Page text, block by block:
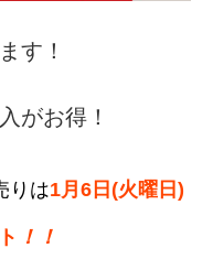
す！
がお得！
りは1月6日(火曜日)
！！